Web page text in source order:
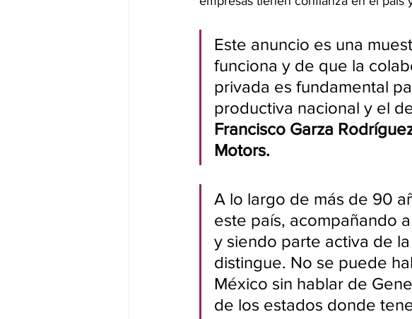
Este anuncio es una
funciona y de que la
privada es fundamental
productiva nacional y el
Francisco Garza
Motors.
A lo largo de más de 90
este país, acompañando
y siendo parte activa de
distingue. No se puede
México sin hablar de
de los estados donde